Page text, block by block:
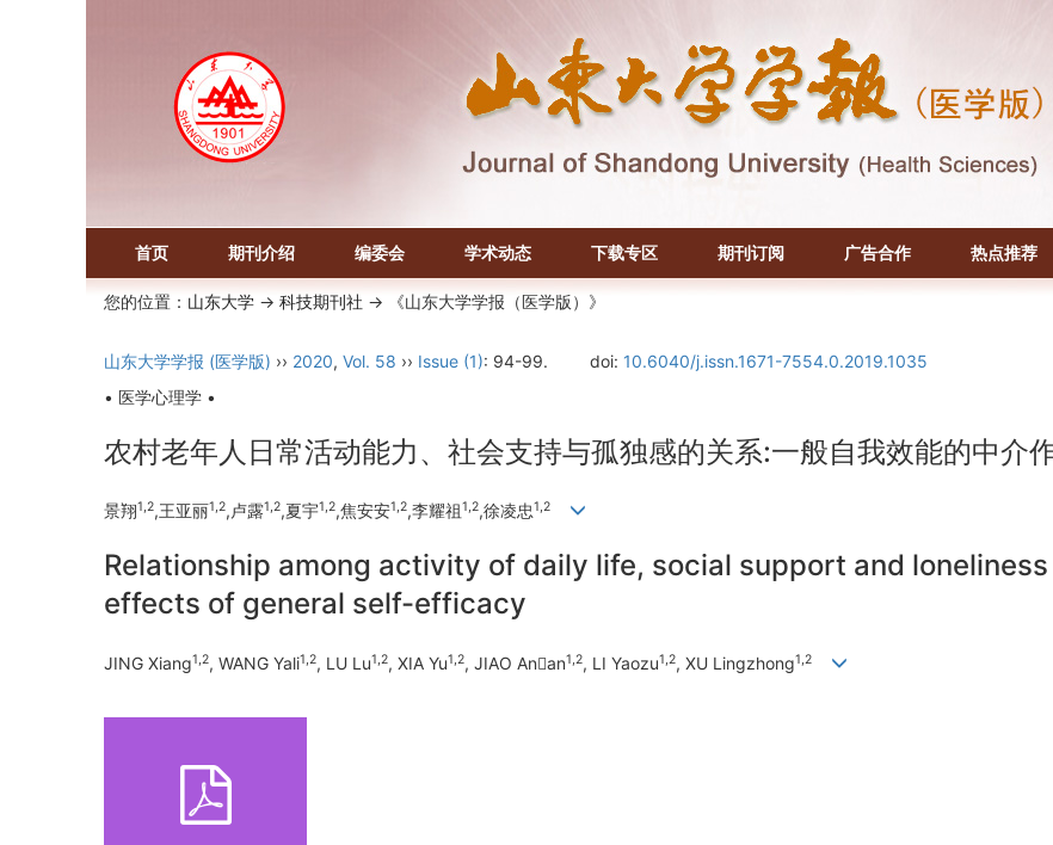
首页 期刊介绍 编委会 学术动态 下载专区 期刊订阅 广告合作 热点推荐
您的位置： 山东大学 -> 科技期刊社 -> 《山东大学学报（医学版）》
山东大学学报 (医学版) ›› 2020, Vol. 58 ›› Issue (1): 94-99. doi: 10.6040/j.issn.1671-7554.0.2019.1035
• 医学心理学 •
农村老年人日常活动能力、社会支持与孤独感的关系:一般自我效能的中介
景翔1,2,王亚丽1,2,卢露1,2,夏宇1,2,焦安安1,2,李耀祖1,2,徐凌忠1,2
Relationship among activity of daily life, social support and
effects of general self-efficacy
JING Xiang1,2, WANG Yali1,2, LU Lu1,2, XIA Yu1,2, JIAO Anan1,2, LI Yaozu1,2, XU Lingzhong1,2